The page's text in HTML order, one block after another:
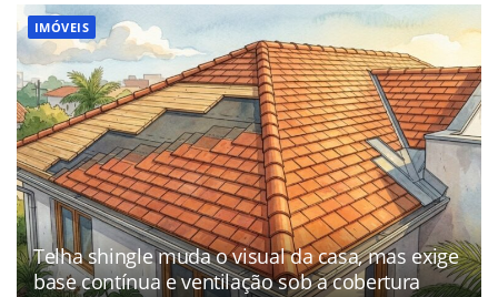
IMÓVEIS
Telha shingle muda o visual da casa, mas exige
base contínua e ventilação sob a cobertura